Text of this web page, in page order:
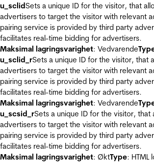
u_sclidSets a unique ID for the visitor, that
advertisers to target the visitor with relevant
pairing service is provided by third party
facilitates real-time bidding for advertisers.
Maksimal lagringsvarighet: Vedvarende
u_sclid_rSets a unique ID for the visitor, that
advertisers to target the visitor with relevant
pairing service is provided by third party
facilitates real-time bidding for advertisers.
Maksimal lagringsvarighet: Vedvarende
u_scsid_rSets a unique ID for the visitor, that
advertisers to target the visitor with relevant
pairing service is provided by third party
facilitates real-time bidding for advertisers.
Maksimal lagringsvarighet: ØktType: HTML